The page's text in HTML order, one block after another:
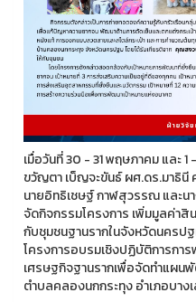
เมื่อวันที่ 30 - 31 พฤษภาคม และ
ขวัญตา เบ็ญจะขันธ์ ผศ.ดร.มาธิ
นายอิทธิเชษฐ์ กาฬสุวรรณ และน
จัดกิจกรรมโครงการ เพิ่มมูลค่าสิ
กับชุมชนฐานรากในจังหวัดนคร
โครงการอบรมเชิงปฏิบัติการก
เศรษฐกิจฐานรากเพื่อจัดทำแผ
ตำบลคลองนกกระทุง อำเภอบา